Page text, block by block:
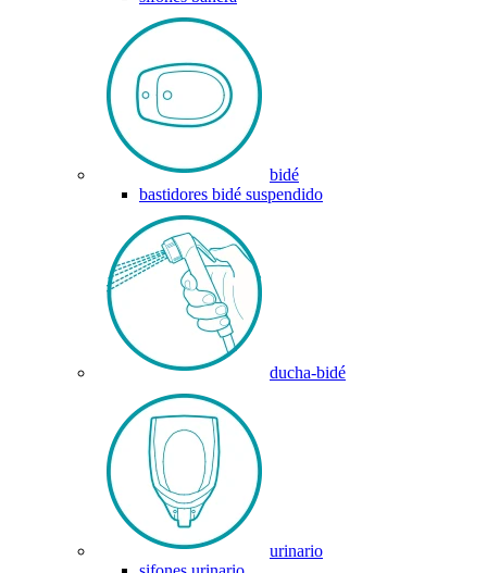
bidé
bastidores bidé suspendido
ducha-bidé
urinario